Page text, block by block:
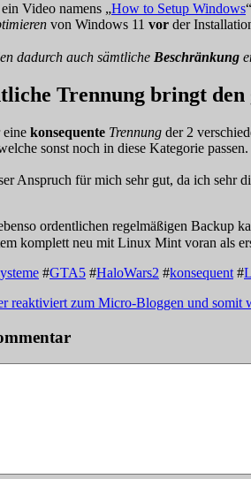
Video namens „How to Setup Windows
von Windows 11 vor der
dadurch auch sämtliche Beschränkung
Trennung bringt den
eine konsequente Trennung der 2
sonst noch in diese Kategorie passen.
Anspruch für mich sehr gut, da ich sehr
ordentlichen regelmäßigen Backup
komplett neu mit Linux Mint voran als
#GTA5 #HaloWars2 #konsequent #
reaktiviert zum Micro-Bloggen und somit